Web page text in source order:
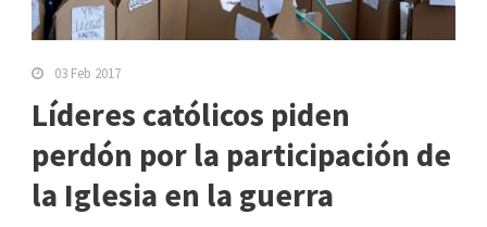
03 Feb 2017
Líderes católicos piden
perdón por la participación de
la Iglesia en la guerra